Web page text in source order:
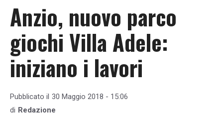
Anzio, nuovo parco
giochi Villa Adele:
iniziano i lavori
Pubblicato il 30 Maggio 2018 - 15:06
di Redazione